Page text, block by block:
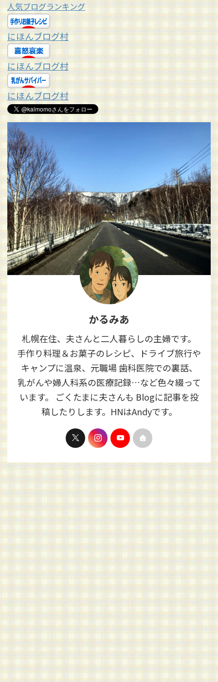
人気ブログランキング
にほんブログ村
にほんブログ村
にほんブログ村
かるみあ
札幌在住、夫さんと二人暮らしの主婦です。
手作り料理＆お菓子のレシピ、ドライブ旅行や
キャンプに温泉、元職場 歯科医院での裏話、
乳がんや婦人科系の医療記録…など色々綴って
います。 ごくたまに夫さんも Blogに記事を投
稿したりします。HNはAndyです。